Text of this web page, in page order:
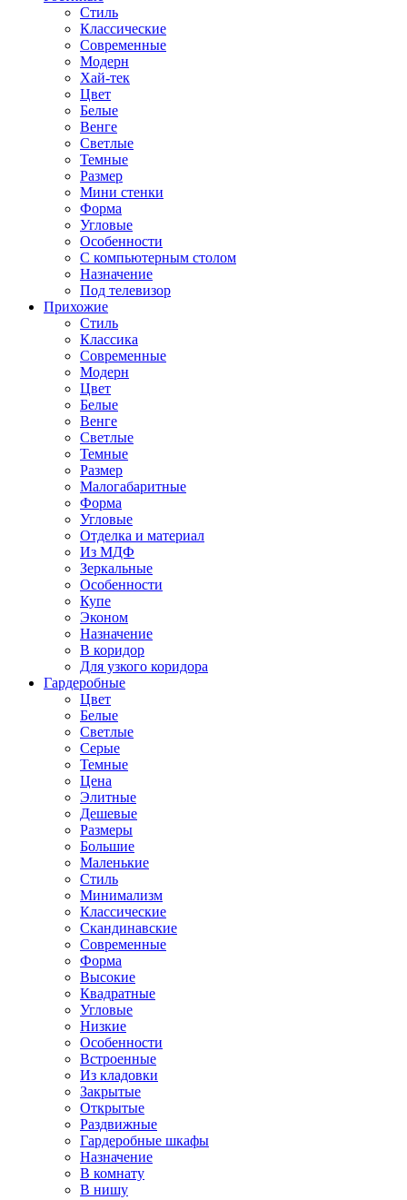
Стиль
Классические
Современные
Модерн
Хай-тек
Цвет
Белые
Венге
Светлые
Темные
Размер
Мини стенки
Форма
Угловые
Особенности
С компьютерным столом
Назначение
Под телевизор
Прихожие
Стиль
Классика
Современные
Модерн
Цвет
Белые
Венге
Светлые
Темные
Размер
Малогабаритные
Форма
Угловые
Отделка и материал
Из МДФ
Зеркальные
Особенности
Купе
Эконом
Назначение
В коридор
Для узкого коридора
Гардеробные
Цвет
Белые
Светлые
Серые
Темные
Цена
Элитные
Дешевые
Размеры
Большие
Маленькие
Стиль
Минимализм
Классические
Скандинавские
Современные
Форма
Высокие
Квадратные
Угловые
Низкие
Особенности
Встроенные
Из кладовки
Закрытые
Открытые
Раздвижные
Гардеробные шкафы
Назначение
В комнату
В нишу